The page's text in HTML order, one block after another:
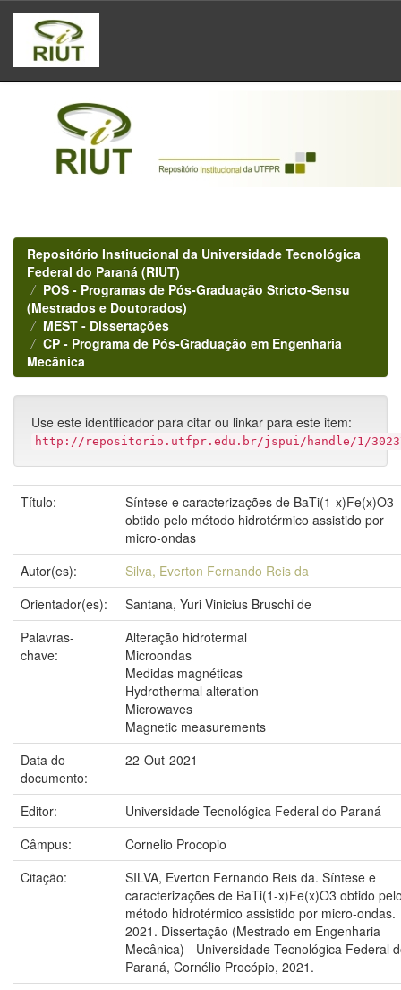
Skip
navigation
Repositório Institucional da Universidade Tecnológica
Federal do Paraná (RIUT)
POS - Programas de Pós-Graduação Stricto-Sensu
(Mestrados e Doutorados)
MEST - Dissertações
CP - Programa de Pós-Graduação em Engenharia
Mecânica
Use este identificador para citar ou linkar para este item:
http://repositorio.utfpr.edu.br/jspui/handle/1/
Título:
Síntese e caracterizações de BaTi(1-x)Fe(x)O3
obtido pelo método hidrotérmico assistido por
micro-ondas
Autor(es):
Silva, Everton Fernando Reis da
Orientador(es):
Santana, Yuri Vinicius Bruschi de
Palavras-
chave:
Alteração hidrotermal
Microondas
Medidas magnéticas
Hydrothermal alteration
Microwaves
Magnetic measurements
Data do
documento:
22-Out-2021
Editor:
Universidade Tecnológica Federal do Paraná
Câmpus:
Cornelio Procopio
Citação:
SILVA, Everton Fernando Reis da. Síntese e
caracterizações de BaTi(1-x)Fe(x)O3 obtido
método hidrotérmico assistido por micro-ondas.
2021. Dissertação (Mestrado em Engenharia
Mecânica) - Universidade Tecnológica Federal
Paraná, Cornélio Procópio, 2021.